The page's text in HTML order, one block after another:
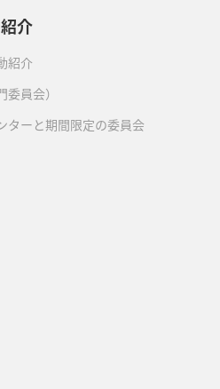
介
紹介
員会）
ターと期間限定の委員会